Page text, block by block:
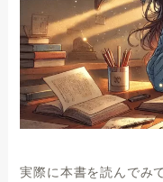
実際に本書を読んでみ